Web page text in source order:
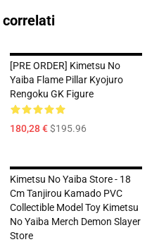
[PRE ORDER] Kimetsu No
Yaiba Flame Pillar Kyojuro
Rengoku GK Figure
180,28 €$195.96
Kimetsu No Yaiba Store - 18
Cm Tanjirou Kamado PVC
Collectible Model Toy Kimetsu
No Yaiba Merch Demon Slayer
Store